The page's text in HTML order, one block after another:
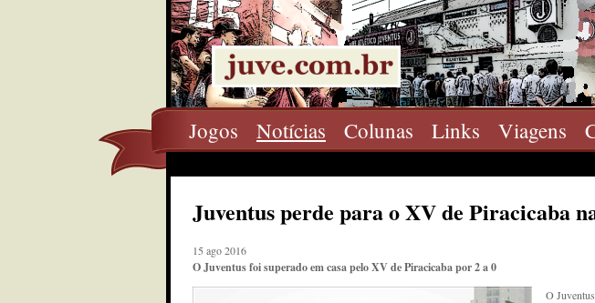
Jogos Notícias Colunas Links Viagens
Juventus perde para o XV de Piracicaba
15 ago 2016
O Juventus foi superado em casa pelo XV de Piracicaba por 2 a 0
O